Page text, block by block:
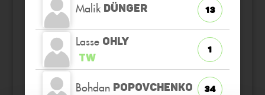
Malik DÜNGER 13
Lasse OHLY
TW
1
Bohdan POPOVCHENKO 34